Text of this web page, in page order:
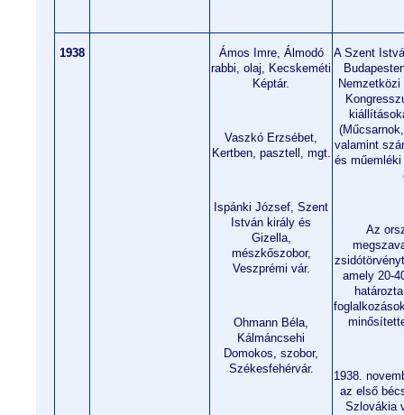
1938
Ámos Imre, Álmodó
rabbi, olaj, Kecskeméti
Képtár.
Vaszkó Erzsébet,
Kertben, pasztell, mgt.
Ispánki József, Szent
István király és
Gizella,
mészkőszobor,
Veszprémi vár.
Ohmann Béla,
Kálmáncsehi
Domokos, szobor,
Székesfehérvár.
A Szent
valamint
és
Az
amely 20-
1938.
az első
Szlovákia